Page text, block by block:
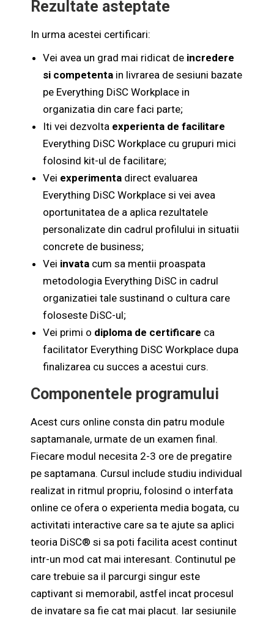
Rezultate asteptate
In urma acestei certificari:
Vei avea un grad mai ridicat de incredere
si competenta in livrarea de sesiuni bazate
pe Everything DiSC Workplace in
organizatia din care faci parte;
Iti vei dezvolta experienta de facilitare
Everything DiSC Workplace cu grupuri mici
folosind kit-ul de facilitare;
Vei experimenta direct evaluarea
Everything DiSC Workplace si vei avea
oportunitatea de a aplica rezultatele
personalizate din cadrul profilului in situatii
concrete de business;
Vei invata cum sa mentii proaspata
metodologia Everything DiSC in cadrul
organizatiei tale sustinand o cultura care
foloseste DiSC-ul;
Vei primi o diploma de certificare ca
facilitator Everything DiSC Workplace dupa
finalizarea cu succes a acestui curs.
Componentele programului
Acest curs online consta din patru module
saptamanale, urmate de un examen final.
Fiecare modul necesita 2-3 ore de pregatire
pe saptamana. Cursul include studiu individual
realizat in ritmul propriu, folosind o interfata
online ce ofera o experienta media bogata, cu
activitati interactive care sa te ajute sa aplici
teoria DiSC® si sa poti facilita acest continut
intr-un mod cat mai interesant. Continutul pe
care trebuie sa il parcurgi singur este
captivant si memorabil, astfel incat procesul
de invatare sa fie cat mai placut. Iar sesiunile